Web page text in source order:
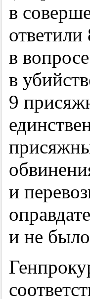
в
в
в
9
и
и не